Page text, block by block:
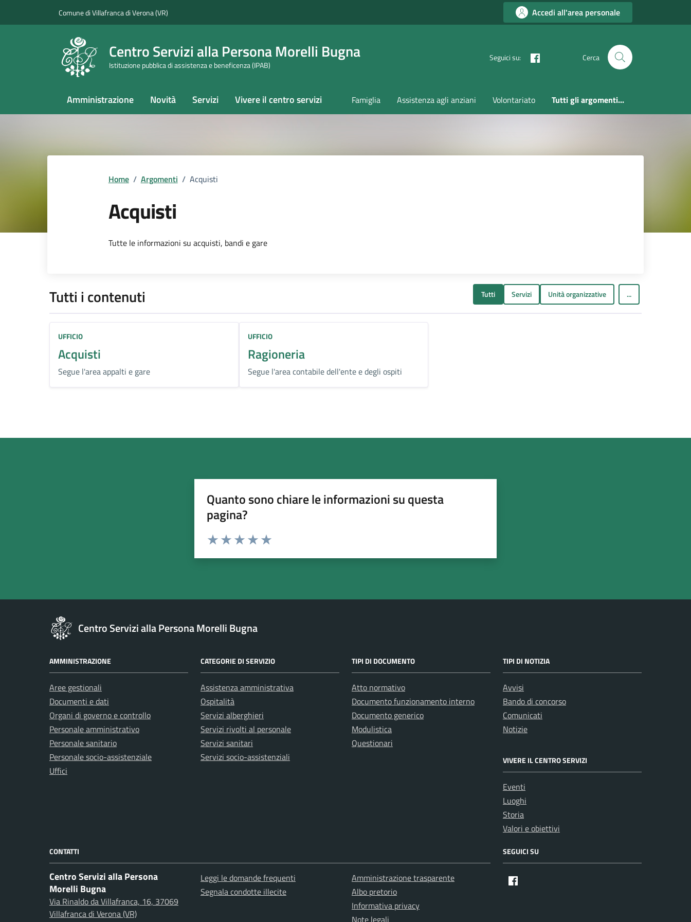
Comune di Villafranca di Verona (VR) Accedi all'area personale
Centro Servizi alla Persona Morelli Bugna
Istituzione pubblica di assistenza e beneficenza (IPAB)
Seguici su: Cerca
Amministrazione Novità Servizi Vivere il centro servizi Famiglia Assistenza agli anziani Volontariato Tutti gli argomenti...
Home / Argomenti / Acquisti
Acquisti
Dettagli dell'argomento
Tutte le informazioni su acquisti, bandi e gare
Tutti i contenuti Tutti Servizi Unità organizzative ...
UFFICIO
Acquisti
Segue l'area appalti e gare
UFFICIO
Ragioneria
Segue l'area contabile dell'ente e degli ospiti
Quanto sono chiare le informazioni su questa
pagina?
Esprimi una valutazione
Centro Servizi alla Persona Morelli Bugna
AMMINISTRAZIONE
Aree gestionali
Documenti e dati
Organi di governo e controllo
Personale amministrativo
Personale sanitario
Personale socio-assistenziale
Uffici
CATEGORIE DI SERVIZIO
Assistenza amministrativa
Ospitalità
Servizi alberghieri
Servizi rivolti al personale
Servizi sanitari
Servizi socio-assistenziali
TIPI DI DOCUMENTO
Atto normativo
Documento funzionamento interno
Documento generico
Modulistica
Questionari
TIPI DI NOTIZIA
Avvisi
Bando di concorso
Comunicati
Notizie
VIVERE IL CENTRO SERVIZI
Eventi
Luoghi
Storia
Valori e obiettivi
CONTATTI
Centro Servizi alla Persona
Morelli Bugna
Via Rinaldo da Villafranca, 16, 37069
Villafranca di Verona (VR)
Leggi le domande frequenti
Segnala condotte illecite
Amministrazione trasparente
Albo pretorio
Informativa privacy
Note legali
SEGUICI SU